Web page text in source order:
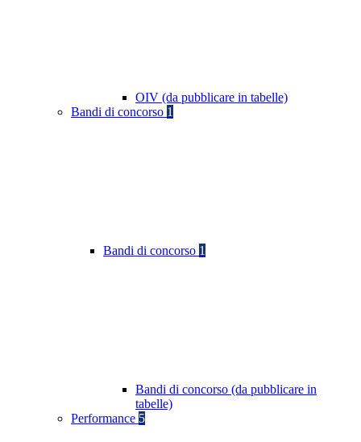
OIV (da pubblicare in tabelle)
Bandi di concorso 1
Bandi di concorso 1
Bandi di concorso (da pubblicare in
tabelle)
Performance 5